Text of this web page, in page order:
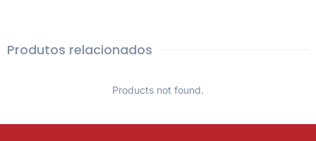
Produtos relacionados
Products not found.